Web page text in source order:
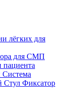
лёгких для
для СМП
пациента
Система
Стул Фиксатор